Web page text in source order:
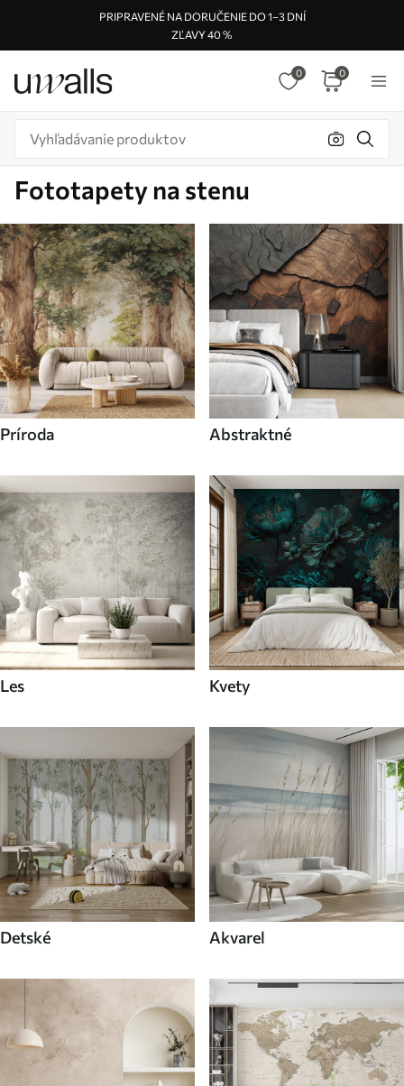
PRIPRAVENÉ NA DORUČENIE DO 1–3 DNÍ
ZĽAVY 40 %
0 0
Fototapety na stenu
Príroda Abstraktné
Les Kvety
Detské Akvarel